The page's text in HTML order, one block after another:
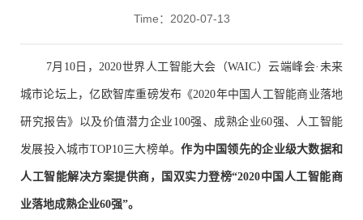
Time：2020-07-13
7月10日，2020世界人工智能大会（WAIC）云端峰会·未来
城市论坛上，亿欧智库重磅发布《2020年中国人工智能商业落地
研究报告》以及价值潜力企业100强、成熟企业60强、人工智能
发展投入城市TOP10三大榜单。作为中国领先的企业级大数据和
人工智能解决方案提供商，国双实力登榜“2020中国人工智能商
业落地成熟企业60强”。